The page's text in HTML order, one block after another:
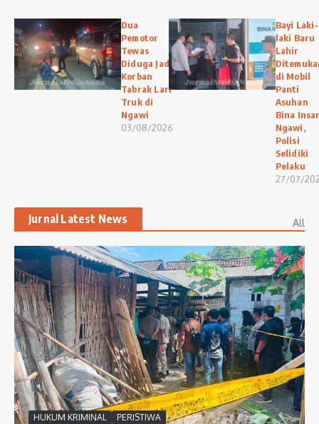
Dua
Pemotor
Tewas
Diduga Jadi
Korban
Tabrak Lari
Truk di
Ngawi
03/08/2026
Bayi Laki-
laki Baru
Lahir
di Mobil
Panti
Asuhan
Bina
Ngawi,
Polisi
Selidiki
Pelaku
27/07/
Jurnal Latest News All
HUKUM KRIMINAL PERISTIWA